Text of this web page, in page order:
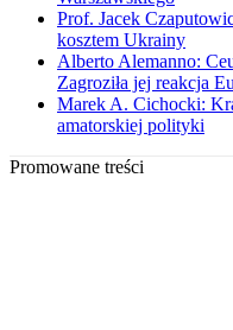
Prof. Jacek
kosztem Ukrainy
Alberto Alemanno:
Zagroziła jej reakcja
Marek A. Cichocki:
amatorskiej polityki
Promowane treści